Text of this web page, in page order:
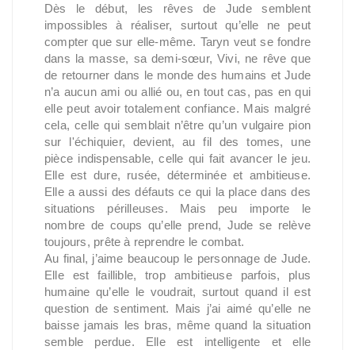
Dès le début, les rêves de Jude semblent
impossibles à réaliser, surtout qu’elle ne peut
compter que sur elle-même. Taryn veut se fondre
dans la masse, sa demi-sœur, Vivi, ne rêve que
de retourner dans le monde des humains et Jude
n’a aucun ami ou allié ou, en tout cas, pas en qui
elle peut avoir totalement confiance. Mais malgré
cela, celle qui semblait n’être qu’un vulgaire pion
sur l'échiquier, devient, au fil des tomes, une
pièce indispensable, celle qui fait avancer le jeu.
Elle est dure, rusée, déterminée et ambitieuse.
Elle a aussi des défauts ce qui la place dans des
situations périlleuses. Mais peu importe le
nombre de coups qu’elle prend, Jude se relève
toujours, prête à reprendre le combat.
Au final, j’aime beaucoup le personnage de Jude.
Elle est faillible, trop ambitieuse parfois, plus
humaine qu’elle le voudrait, surtout quand il est
question de sentiment. Mais j’ai aimé qu’elle ne
baisse jamais les bras, même quand la situation
semble perdue. Elle est intelligente et elle